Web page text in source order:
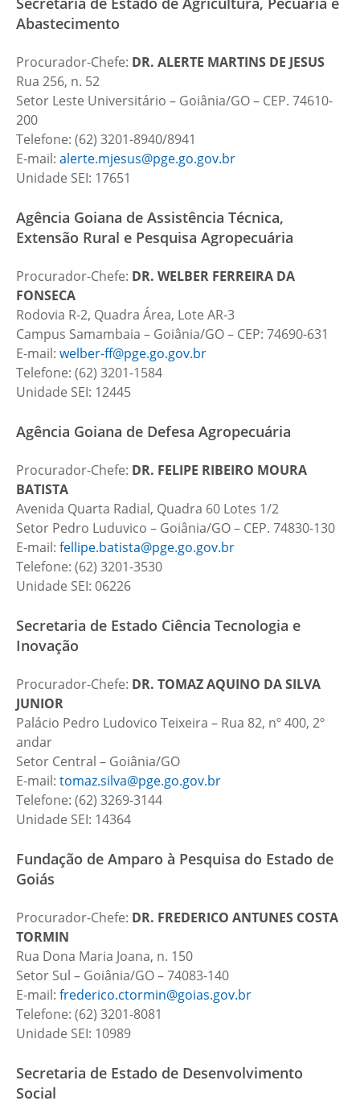
Abastecimento
Procurador-Chefe: DR. ALERTE MARTINS DE JESUS
Rua 256, n. 52
Setor Leste Universitário – Goiânia/GO – CEP. 74610-
200
Telefone: (62) 3201-8940/8941
E-mail: alerte.mjesus@pge.go.gov.br
Unidade SEI: 17651
Agência Goiana de Assistência Técnica,
Extensão Rural e Pesquisa Agropecuária
Procurador-Chefe: DR. WELBER FERREIRA DA
FONSECA
Rodovia R-2, Quadra Área, Lote AR-3
Campus Samambaia – Goiânia/GO – CEP: 74690-631
E-mail: welber-ff@pge.go.gov.br
Telefone: (62) 3201-1584
Unidade SEI: 12445
Agência Goiana de Defesa Agropecuária
Procurador-Chefe: DR. FELIPE RIBEIRO MOURA
BATISTA
Avenida Quarta Radial, Quadra 60 Lotes 1/2
Setor Pedro Luduvico – Goiânia/GO – CEP. 74830-130
E-mail: fellipe.batista@pge.go.gov.br
Telefone: (62) 3201-3530
Unidade SEI: 06226
Secretaria de Estado Ciência Tecnologia e
Inovação
Procurador-Chefe: DR. TOMAZ AQUINO DA SILVA
JUNIOR
Palácio Pedro Ludovico Teixeira – Rua 82, nº 400, 2º
andar
Setor Central – Goiânia/GO
E-mail: tomaz.silva@pge.go.gov.br
Telefone: (62) 3269-3144
Unidade SEI: 14364
Fundação de Amparo à Pesquisa do Estado de
Goiás
Procurador-Chefe: DR. FREDERICO ANTUNES COSTA
TORMIN
Rua Dona Maria Joana, n. 150
Setor Sul – Goiânia/GO – 74083-140
E-mail: frederico.ctormin@goias.gov.br
Telefone: (62) 3201-8081
Unidade SEI: 10989
Secretaria de Estado de Desenvolvimento
Social